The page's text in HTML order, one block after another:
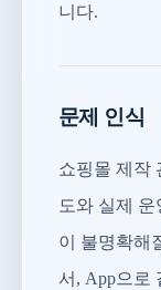
니다.
문제 인식
쇼핑몰 제작
도와 실제
이 불명확해
서, App으로